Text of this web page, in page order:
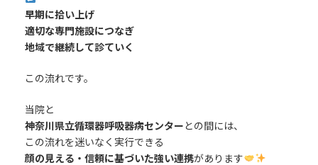
早期に拾い上げ
適切な専門施設につなぎ
地域で継続して診ていく
この流れです。
当院と
神奈川県立循環器呼吸器病センターとの間には、
この流れを迷いなく実行できる
顔の見える・信頼に基づいた強い連携があります